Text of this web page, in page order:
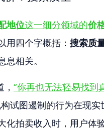
地位这一细分领域的价
用四个字概括： 搜索质
相关。
“你再也无法轻易找到
试图遏制的行为在现
化拍卖收入时，用户体